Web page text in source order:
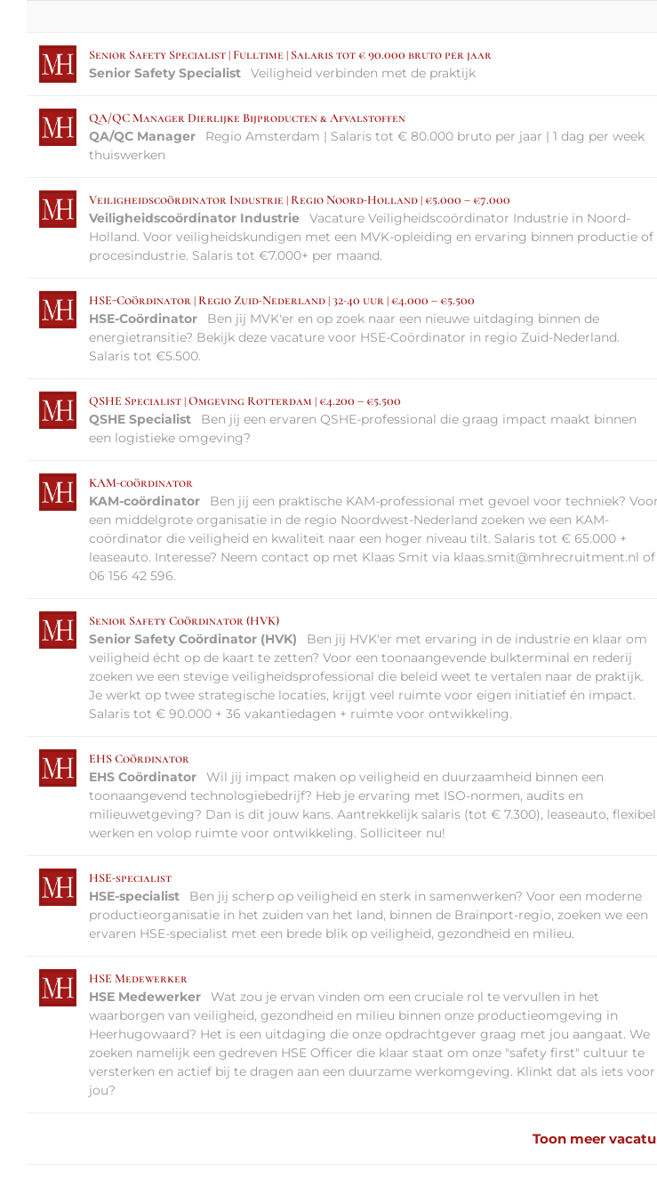
Senior Safety Specialist | Fulltime | Salaris tot € 90.000 bruto per jaar
Senior Safety Specialist Veiligheid verbinden met de praktijk
QA/QC Manager Dierlijke Bijproducten & Afvalstoffen
QA/QC Manager
Regio Amsterdam | Salaris tot € 80.000 bruto per jaar | 1 dag per week
thuiswerken
Veiligheidscoördinator Industrie | Regio Noord-Holland | €5.000 – €7.000
Veiligheidscoördinator Industrie
Vacature Veiligheidscoördinator Industrie in Noord-
Holland. Voor veiligheidskundigen met een MVK-opleiding en ervaring binnen productie of
procesindustrie. Salaris tot €7.000+ per maand.
HSE-Coördinator | Regio Zuid-Nederland | 32-40 uur | €4.000 – €5.500
HSE-Coördinator
Ben jij MVK'er en op zoek naar een nieuwe uitdaging binnen de
energietransitie? Bekijk deze vacature voor HSE-Coördinator in regio Zuid-Nederland.
Salaris tot €5.500.
QSHE Specialist | Omgeving Rotterdam | €4.200 – €5.500
QSHE Specialist
Ben jij een ervaren QSHE-professional die graag impact maakt binnen
een logistieke omgeving?
KAM-coördinator
KAM-coördinator
Ben jij een praktische KAM-professional met gevoel voor techniek? Voor
een middelgrote organisatie in de regio Noordwest-Nederland zoeken we een KAM-
coördinator die veiligheid en kwaliteit naar een hoger niveau tilt. Salaris tot € 65.000 +
leaseauto. Interesse? Neem contact op met Klaas Smit via klaas.smit@mhrecruitment.nl of
06 156 42 596.
Senior Safety Coördinator (HVK)
Senior Safety Coördinator (HVK)
Ben jij HVK'er met ervaring in de industrie en klaar om
veiligheid écht op de kaart te zetten? Voor een toonaangevende bulkterminal en rederij
zoeken we een stevige veiligheidsprofessional die beleid weet te vertalen naar de praktijk.
Je werkt op twee strategische locaties, krijgt veel ruimte voor eigen initiatief én impact.
Salaris tot € 90.000 + 36 vakantiedagen + ruimte voor ontwikkeling.
EHS Coördinator
EHS Coördinator
Wil jij impact maken op veiligheid en duurzaamheid binnen een
toonaangevend technologiebedrijf? Heb je ervaring met ISO-normen, audits en
milieuwetgeving? Dan is dit jouw kans. Aantrekkelijk salaris (tot € 7.300), leaseauto, flexibel
werken en volop ruimte voor ontwikkeling. Solliciteer nu!
HSE-specialist
HSE-specialist
Ben jij scherp op veiligheid en sterk in samenwerken? Voor een moderne
productieorganisatie in het zuiden van het land, binnen de Brainport-regio, zoeken we een
ervaren HSE-specialist met een brede blik op veiligheid, gezondheid en milieu.
HSE Medewerker
HSE Medewerker
Wat zou je ervan vinden om een cruciale rol te vervullen in het
waarborgen van veiligheid, gezondheid en milieu binnen onze productieomgeving in
Heerhugowaard? Het is een uitdaging die onze opdrachtgever graag met jou aangaat. We
zoeken namelijk een gedreven HSE Officer die klaar staat om onze "safety first" cultuur te
versterken en actief bij te dragen aan een duurzame werkomgeving. Klinkt dat als iets voor
jou?
Toon meer